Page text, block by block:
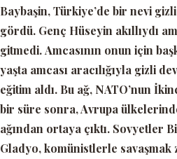
Baybaşin, Türkiye’de bir nevi
gördü. Genç Hüseyin akıllıydı
gitmedi. Amcasının onun için
yaşta amcası aracılığıyla gizli
eğitim aldı. Bu ağ, NATO’nun
bir süre sonra, Avrupa
ağından ortaya çıktı. Sovyetler
Gladyo, komünistlerle savaşmak